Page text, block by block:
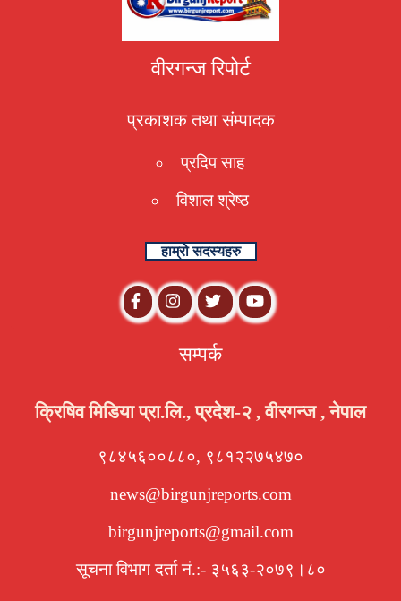
वीरगन्ज रिपोर्ट
प्रकाशक तथा संम्पादक
प्रदिप साह
विशाल श्रेष्ठ
हाम्रो सदस्यहरु
सम्पर्क
क्रिषिव मिडिया प्रा.लि., प्रदेश-२ , वीरगन्ज , नेपाल
९८४५६००८८०, ९८१२२७५४७०
news@birgunjreports.com
birgunjreports@gmail.com
सूचना विभाग दर्ता नं.:- ३५६३-२०७९।८०